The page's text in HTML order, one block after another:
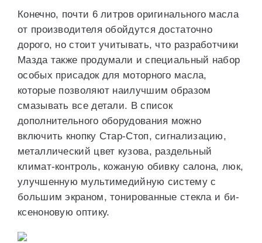
Конечно, почти 6 литров оригинального масла
от производителя обойдутся достаточно
дорого, но стоит учитывать, что разработчики
Мазда также продумали и специальный набор
особых присадок для моторного масла,
которые позволяют наилучшим образом
смазывать все детали. В список
дополнительного оборудования можно
включить кнопку Стар-Стоп, сигнализацию,
металлический цвет кузова, раздельный
климат-контроль, кожаную обивку салона, люк,
улучшенную мультимедийную систему с
большим экраном, тонированные стекла и би-
ксеноновую оптику.